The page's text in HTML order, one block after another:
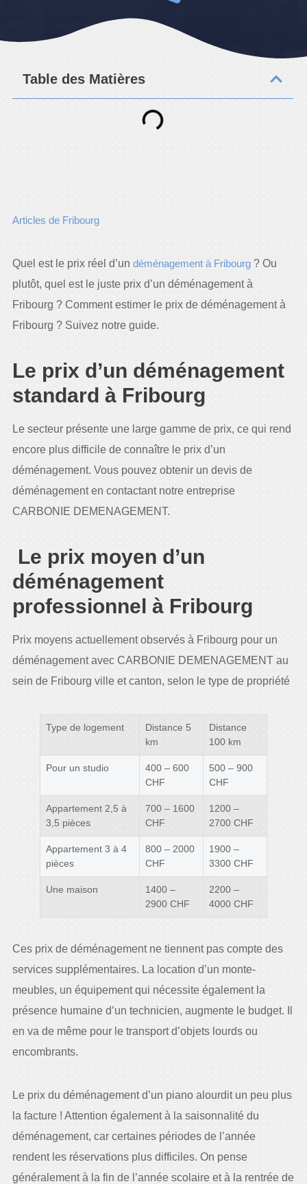
Table des Matières
Articles de Fribourg
Quel est le prix réel d’un déménagement à Fribourg? Ou
plutôt, quel est le juste prix d’un déménagement à
Fribourg ? Comment estimer le prix de déménagement à
Fribourg ? Suivez notre guide.
Le prix d’un déménagement
standard à Fribourg
Le secteur présente une large gamme de prix, ce qui rend
encore plus difficile de connaître le prix d’un
déménagement. Vous pouvez obtenir un devis de
déménagement en contactant notre entreprise
CARBONIE DEMENAGEMENT.
Le prix moyen d’un
déménagement
professionnel à Fribourg
Prix moyens actuellement observés à Fribourg pour un
déménagement avec CARBONIE DEMENAGEMENT au
sein de Fribourg ville et canton, selon le type de propriété
Type de logement
Distance 5
km
Distance
100 km
Pour un studio
400 – 600
CHF
500 – 900
CHF
Appartement 2,5 à
3,5 pièces
700 – 1600
CHF
1200 –
2700 CHF
Appartement 3 à 4
pièces
800 – 2000
CHF
1900 –
3300 CHF
Une maison
1400 –
2900 CHF
2200 –
4000 CHF
Ces prix de déménagement ne tiennent pas compte des
services supplémentaires. La location d’un monte-
meubles, un équipement qui nécessite également la
présence humaine d’un technicien, augmente le budget. Il
en va de même pour le transport d’objets lourds ou
encombrants.
Le prix du déménagement d’un piano alourdit un peu plus
la facture ! Attention également à la saisonnalité du
déménagement, car certaines périodes de l’année
rendent les réservations plus difficiles. On pense
généralement à la fin de l’année scolaire et à la rentrée de